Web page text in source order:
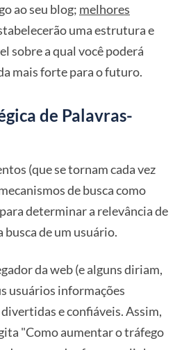
ao seu blog; melhores
uma estrutura e
sobre a qual você poderá
mais forte para o futuro.
de Palavras-
(que se tornam cada vez
de busca como
determinar a relevância de
busca de um usuário.
da web (e alguns diriam,
usuários informações
e confiáveis. Assim,
"Como aumentar o tráfego